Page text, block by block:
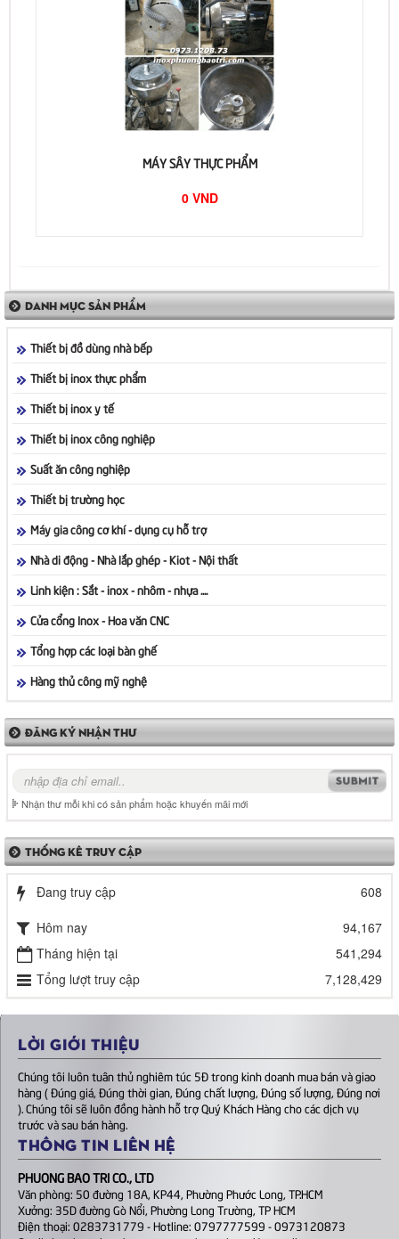
MÁY SÂY THỰC PHẨM
0 VND
DANH MỤC SẢN PHẨM
Thiết bị đồ dùng nhà bếp
Thiết bị inox thực phẩm
Thiết bị inox y tế
Thiết bị inox công nghiệp
Suất ăn công nghiệp
Thiết bị trường học
Máy gia công cơ khí - dụng cụ hỗ trợ
Nhà di động - Nhà lắp ghép - Kiot - Nội thất
Linh kiện : Sắt - inox - nhôm - nhựa ....
Cửa cổng Inox - Hoa văn CNC
Tổng hợp các loại bàn ghế
Hàng thủ công mỹ nghệ
ĐĂNG KÝ NHẬN THƯ
Nhận thư mỗi khi có sản phẩm hoặc khuyến mãi mới
THỐNG KÊ TRUY CẬP
Đang truy cập
608
Hôm nay
94,167
Tháng hiện tại
541,294
Tổng lượt truy cập
7,128,429
LỜI GIỚI THIỆU
Chúng tôi luôn tuân thủ nghiêm túc 5Đ trong kinh doanh mua bán và giao
hàng ( Đúng giá, Đúng thời gian, Đúng chất lượng, Đúng số lượng, Đúng nơi
). Chúng tôi sẽ luôn đồng hành hỗ trợ Quý Khách Hàng cho các dịch vụ
trước và sau bán hàng.
THÔNG TIN LIÊN HỆ
PHUONG BAO TRI CO., LTD
Văn phòng: 50 đường 18A, KP44, Phường Phước Long, TP.HCM
Xưởng: 35D đường Gò Nổi, Phường Long Trường, TP HCM
Điện thoại: 0283731779 - Hotline: 0797777599 - 0973120873